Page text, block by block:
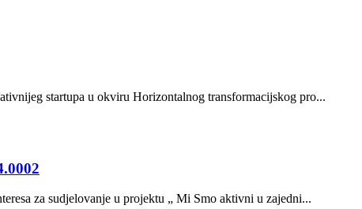
startupa u okviru Horizontalnog transformacijskog pro...
za sudjelovanje u projektu „ Mi Smo aktivni u zajedni...